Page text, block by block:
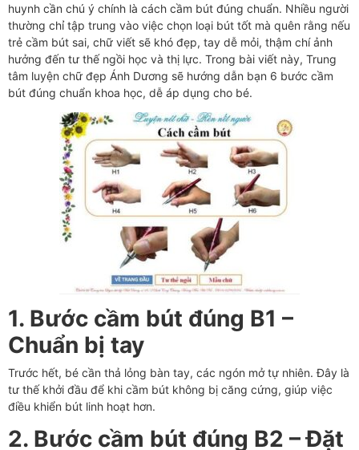
huynh cần chú ý chính là cách cầm bút đúng chuẩn. Nhiều người
thường chỉ tập trung vào việc chọn loại bút tốt mà quên rằng nếu
trẻ cầm bút sai, chữ viết sẽ khó đẹp, tay dễ mỏi, thậm chí ảnh
hưởng đến tư thế ngồi học và thị lực. Trong bài viết này, Trung
tâm luyện chữ đẹp Ánh Dương sẽ hướng dẫn bạn 6 bước cầm
bút đúng chuẩn khoa học, dễ áp dụng cho bé.
1. Bước cầm bút đúng B1 –
Chuẩn bị tay
Trước hết, bé cần thả lỏng bàn tay, các ngón mở tự nhiên. Đây là
tư thế khởi đầu để khi cầm bút không bị căng cứng, giúp việc
điều khiển bút linh hoạt hơn.
2. Bước cầm bút đúng B2 – Đặt